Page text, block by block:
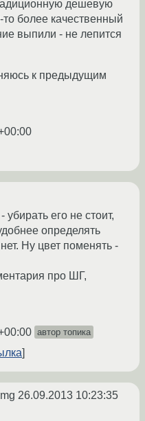
дешевую
то более качественный
выпили - не лепится
к предыдущим
его не стоит,
определять
Ну цвет поменять -
про ШГ,
автор топика
26.09.2013 10:23:35